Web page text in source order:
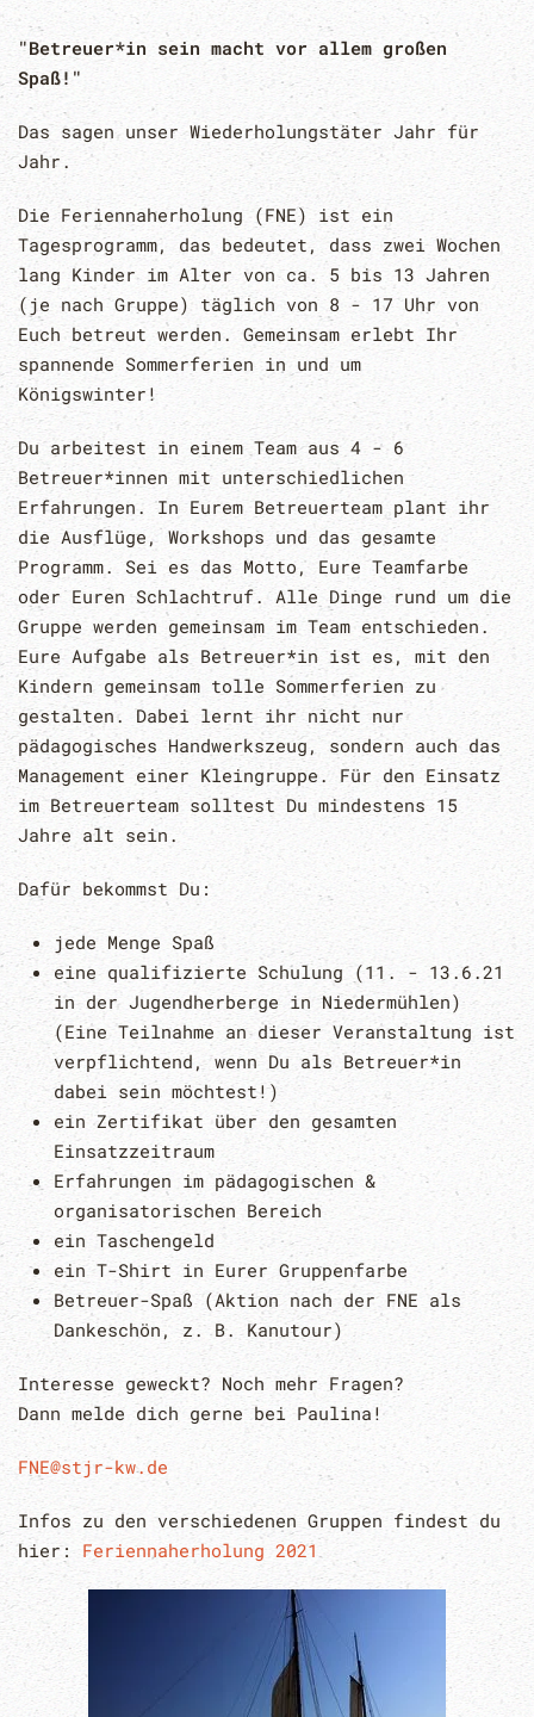
"Betreuer*in sein macht vor allem großen
Spaß!"
Das sagen unser Wiederholungstäter Jahr für
Jahr.
Die Feriennaherholung (FNE) ist ein
Tagesprogramm, das bedeutet, dass zwei Wochen
lang Kinder im Alter von ca. 5 bis 13 Jahren
(je nach Gruppe) täglich von 8 - 17 Uhr von
Euch betreut werden. Gemeinsam erlebt Ihr
spannende Sommerferien in und um
Königswinter!
Du arbeitest in einem Team aus 4 - 6
Betreuer*innen mit unterschiedlichen
Erfahrungen. In Eurem Betreuerteam plant ihr
die Ausflüge, Workshops und das gesamte
Programm. Sei es das Motto, Eure Teamfarbe
oder Euren Schlachtruf. Alle Dinge rund um die
Gruppe werden gemeinsam im Team entschieden.
Eure Aufgabe als Betreuer*in ist es, mit den
Kindern gemeinsam tolle Sommerferien zu
gestalten. Dabei lernt ihr nicht nur
pädagogisches Handwerkszeug, sondern auch das
Management einer Kleingruppe. Für den Einsatz
im Betreuerteam solltest Du mindestens 15
Jahre alt sein.
Dafür bekommst Du:
jede Menge Spaß
eine qualifizierte Schulung (11. - 13.6.21
in der Jugendherberge in Niedermühlen)
(Eine Teilnahme an dieser Veranstaltung ist
verpflichtend, wenn Du als Betreuer*in
dabei sein möchtest!)
ein Zertifikat über den gesamten
Einsatzzeitraum
Erfahrungen im pädagogischen &
organisatorischen Bereich
ein Taschengeld
ein T-Shirt in Eurer Gruppenfarbe
Betreuer-Spaß (Aktion nach der FNE als
Dankeschön, z. B. Kanutour)
Interesse geweckt? Noch mehr Fragen?
Dann melde dich gerne bei Paulina!
FNE@stjr-kw.de
Infos zu den verschiedenen Gruppen findest du
hier: Feriennaherholung 2021